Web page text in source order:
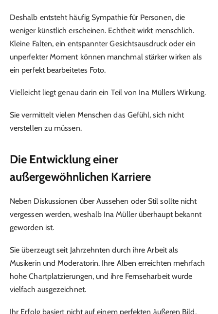
Deshalb entsteht häufig Sympathie für Personen, die
weniger künstlich erscheinen. Echtheit wirkt menschlich.
Kleine Falten, ein entspannter Gesichtsausdruck oder ein
unperfekter Moment können manchmal stärker wirken als
ein perfekt bearbeitetes Foto.
Vielleicht liegt genau darin ein Teil von Ina Müllers Wirkung.
Sie vermittelt vielen Menschen das Gefühl, sich nicht
verstellen zu müssen.
Die Entwicklung einer
außergewöhnlichen Karriere
Neben Diskussionen über Aussehen oder Stil sollte nicht
vergessen werden, weshalb Ina Müller überhaupt bekannt
geworden ist.
Sie überzeugt seit Jahrzehnten durch ihre Arbeit als
Musikerin und Moderatorin. Ihre Alben erreichten mehrfach
hohe Chartplatzierungen, und ihre Fernseharbeit wurde
vielfach ausgezeichnet.
Ihr Erfolg basiert nicht auf einem perfekten äußeren Bild,